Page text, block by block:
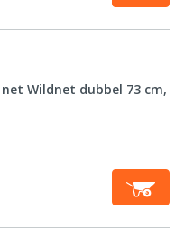
Wildnet dubbel 73 cm,